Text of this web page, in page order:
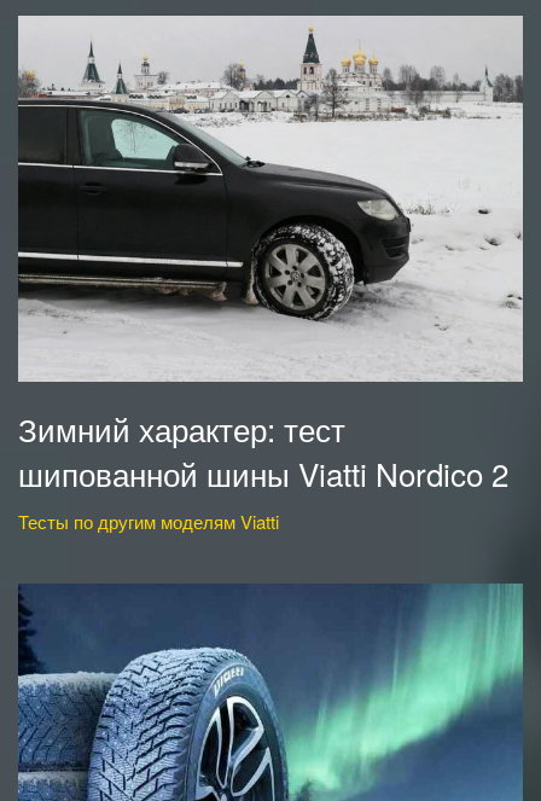
Зимний характер: тест
шипованной шины Viatti Nordico 2
Тесты по другим моделям Viatti